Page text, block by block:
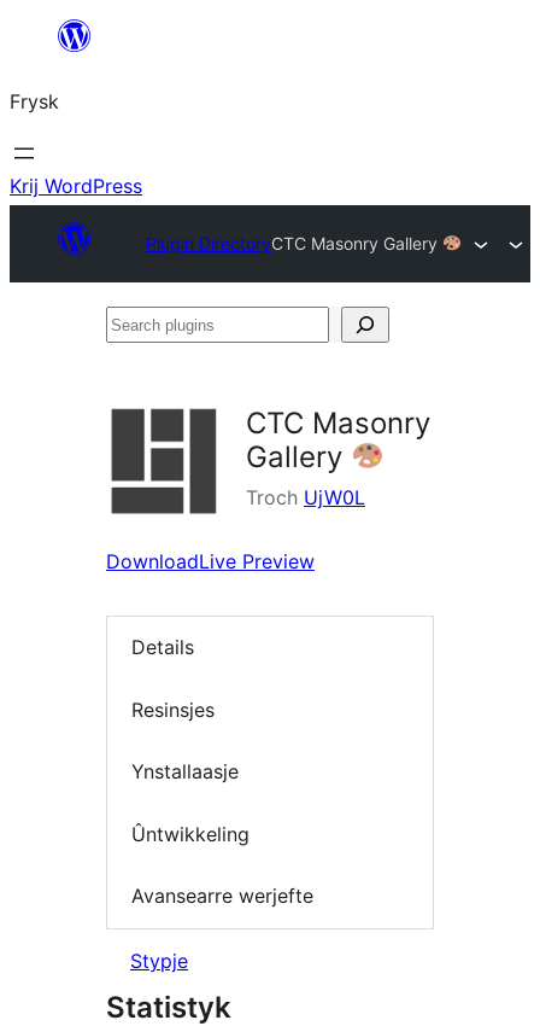
Fierder
ynhâld
Frysk
Krij WordPress
Plugin DirectoryCTC Masonry Gallery
Search
CTC Masonry
Gallery
Troch UjW0L
DownloadLive Preview
Details
Resinsjes
Ynstallaasje
Ûntwikkeling
Avansearre werjefte
Stypje
Statistyk